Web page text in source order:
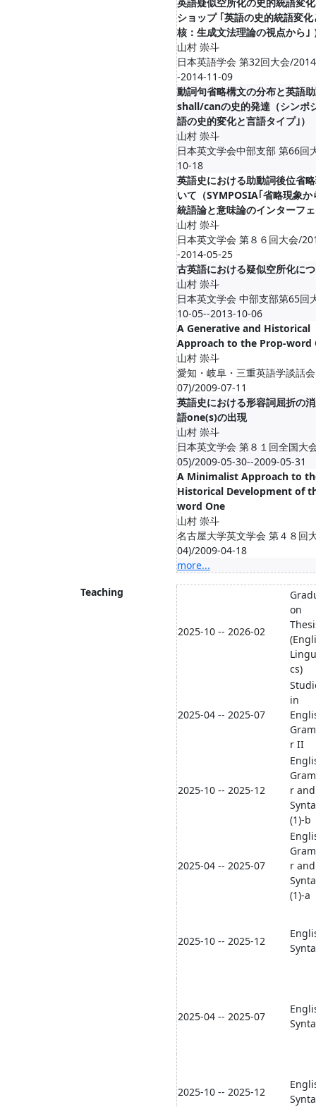
ショップ ｢英語の史的統語変
核：生成文法理論の視点から｣
山村 崇斗
日本英語学会 第32回大会/
-2014-11-09
動詞句省略構文の分布と英語
shall/canの史的発達（シンポ
語の史的変化と言語タイプ｣）
山村 崇斗
日本英文学会中部支部 第66回
10-18
英語史における助動詞後位省
いて（SYMPOSIA｢省略現象か
統語論と意味論のインターフ
山村 崇斗
日本英文学会 第８６回大会/
-2014-05-25
古英語における疑似空所化に
山村 崇斗
日本英文学会 中部支部第65回
10-05--2013-10-06
A Generative and Historical
Approach to the Prop-word
山村 崇斗
愛知・岐阜・三重英語学談話
07)/2009-07-11
英語史における形容詞屈折の
語one(s)の出現
山村 崇斗
日本英文学会 第８１回全国大
05)/2009-05-30--2009-05-31
A Minimalist Approach to
Historical Development of
word One
山村 崇斗
名古屋大学英文学会 第４８回
04)/2009-04-18
more...
Teaching
2025-10 -- 2026-02
on
cs)
2025-04 -- 2025-07
in
r II
2025-10 -- 2025-12
r and
(1)-b
2025-04 -- 2025-07
r and
(1)-a
2025-10 -- 2025-12
2025-04 -- 2025-07
2025-10 -- 2025-12